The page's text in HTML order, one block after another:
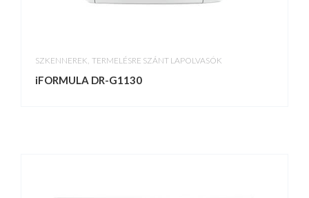
SZKENNEREK TERMELÉSRE SZÁNT LAPOLVASÓK
iFORMULA DR-G1130